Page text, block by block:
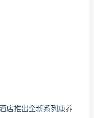
店推出全新系列康养